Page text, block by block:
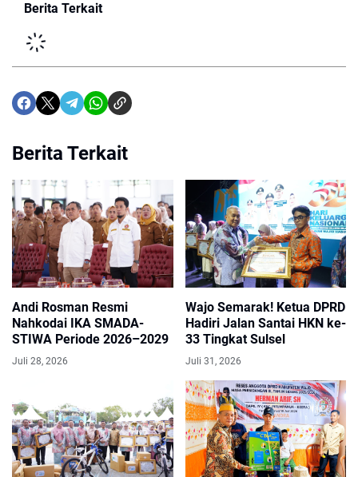
Berita Terkait
Berita Terkait
Andi Rosman Resmi
Nahkodai IKA SMADA-
STIWA Periode 2026–2029
Juli 28, 2026
Wajo Semarak! Ketua DPRD
Hadiri Jalan Santai HKN ke-
33 Tingkat Sulsel
Juli 31, 2026